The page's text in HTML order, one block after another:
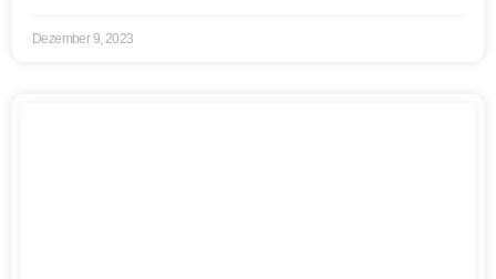
Dezember 9, 2023